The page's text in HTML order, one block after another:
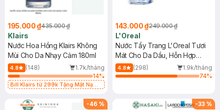
195.000 ₫435.000 ₫
Klairs
Nước Hoa Hồng Klairs Không
Mùi Cho Da Nhạy Cảm 180ml
4.8 (148)
1.7k/tháng
14%
Bill Klairs từ 299k Tặng Mặt Nạ
25ml (SL Có Hạn)
143.000 ₫249.000 ₫
L'Oreal
Nước Tẩy Trang L'Oreal Tươi
Mát Cho Da Dầu, Hỗn Hợp
400ml
4.8 (298)
1.9k/tháng
74%
-46 % -33 %